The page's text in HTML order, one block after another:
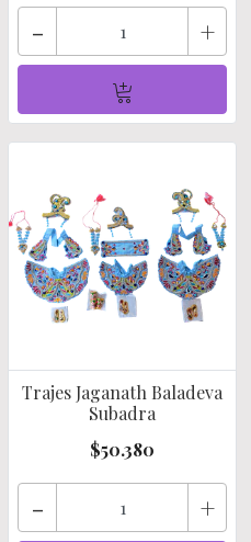
- +
Trajes Jaganath Baladeva
Subadra
$50.380
- +